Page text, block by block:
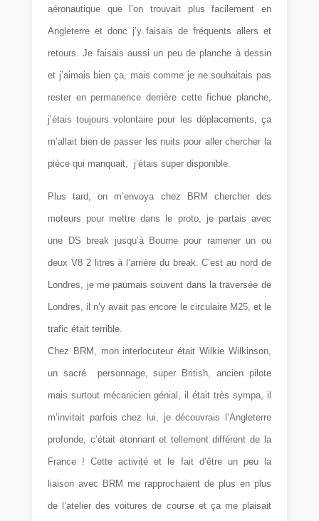
aéronautique que l’on trouvait plus facilement en
Angleterre et donc j’y faisais de fréquents allers et
retours. Je faisais aussi un peu de planche à dessin
et j’aimais bien ça, mais comme je ne souhaitais pas
rester en permanence derrière cette fichue planche,
j’étais toujours volontaire pour les déplacements, ça
m’allait bien de passer les nuits pour aller chercher la
pièce qui manquait, j’étais super disponible.
Plus tard, on m’envoya chez BRM chercher des
moteurs pour mettre dans le proto, je partais avec
une DS break jusqu’à Bourne pour ramener un ou
deux V8 2 litres à l’arrière du break. C’est au nord de
Londres, je me paumais souvent dans la traversée de
Londres, il n’y avait pas encore le circulaire M25, et le
trafic était terrible.
Chez BRM, mon interlocuteur était Wilkie Wilkinson,
un sacré personnage, super British, ancien pilote
mais surtout mécanicien génial, il était très sympa, il
m’invitait parfois chez lui, je découvrais l’Angleterre
profonde, c’était étonnant et tellement différent de la
France ! Cette activité et le fait d’être un peu la
liaison avec BRM me rapprochaient de plus en plus
de l’atelier des voitures de course et ça me plaisait